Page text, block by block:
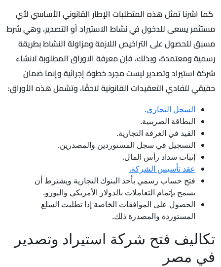
كما اشرنا تمثل هذه المتطلبات الإطار القانوني الأساسي لأي
مستثمر يسعى للدخول في نشاط الاستيراد أو التصدير، وهي شرط
مسبق للحصول على التراخيص اللازمة ومزاولة النشاط بطريقة
رسمية ومعتمدة، وبذلك، فإن معرفة الاوراق المطلوبة لانشاء
شركة استيراد وتصدير ليست مجرد خطوة إجرائية وإنما ضمان
حقيقي لتفادي التعقيدات القانونية لاحقًا، وتشمل هذه الأوراق:
السجل التجاري.
البطاقة الضريبية.
القيد في الغرفة التجارية.
التسجيل في سجل المستوردين والمصدرين.
إثبات سداد رأس المال.
عقد تأسيس الشركة.
فتح حساب رسمي بأحد البنوك التجارية ويشترط أن
يسمح بإتمام التعاملات بالدولار الأمريكي واليورو.
الحصول على الموافقات الخاصة إذا تطلبت السلع
المستوردة والمصدرة ذلك.
تكاليف فتح شركة استيراد وتصدير
في مصر